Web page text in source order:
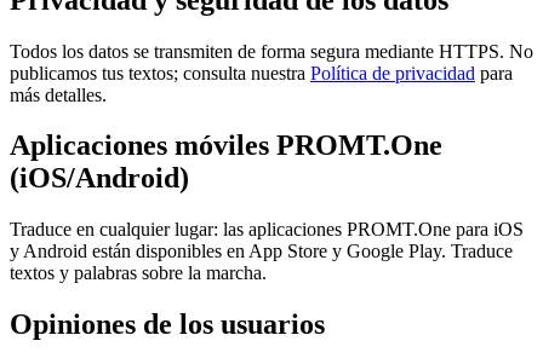
Todos los datos se transmiten de forma segura mediante HTTPS. No
publicamos tus textos; consulta nuestra Política de privacidad para
más detalles.
Aplicaciones móviles PROMT.One
(iOS/Android)
Traduce en cualquier lugar: las aplicaciones PROMT.One para iOS
y Android están disponibles en App Store y Google Play. Traduce
textos y palabras sobre la marcha.
Opiniones de los usuarios